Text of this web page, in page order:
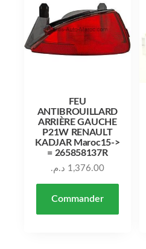
FEU
ANTIBROUILLARD
ARRIÈRE GAUCHE
P21W RENAULT
KADJAR Maroc15->
= 265858137R
1,376.00 د.م.
Commander